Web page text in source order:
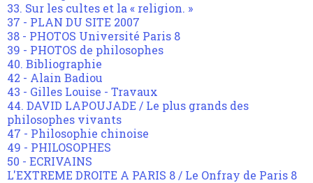
33. Sur les cultes et la « religion. »
37 - PLAN DU SITE 2007
38 - PHOTOS Université Paris 8
39 - PHOTOS de philosophes
40. Bibliographie
42 - Alain Badiou
43 - Gilles Louise - Travaux
44. DAVID LAPOUJADE / Le plus grands des
philosophes vivants
47 - Philosophie chinoise
49 - PHILOSOPHES
50 - ECRIVAINS
L'EXTREME DROITE A PARIS 8 / Le Onfray de Paris 8